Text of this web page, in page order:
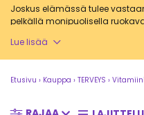
Joskus elämässä tulee
pelkällä monipuolisella
vitamiinien saanti jo tänään!
Kenelle
Lue lisää
Etusivu › Kauppa › TERVEYS ›